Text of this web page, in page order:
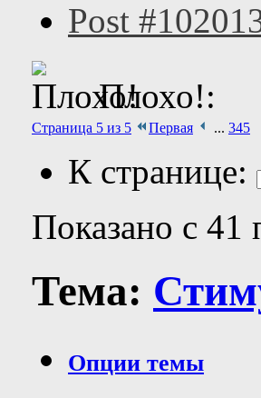
Post
Плохо!:
Страница 5 из 5 Первая ... 345
К странице:
Показано с 41
Тема:
Опции темы